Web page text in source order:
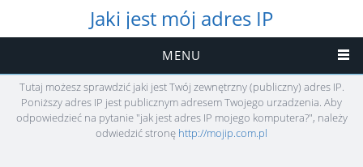
Jaki jest mój adres IP
MENU
Tutaj możesz sprawdzić jaki jest Twój zewnętrzny (publiczny) adres IP.
Poniższy adres IP jest publicznym adresem Twojego urzadzenia. Aby
odpowiedzieć na pytanie "jak jest adres IP mojego komputera?", należy
odwiedzić stronę http://mojip.com.pl